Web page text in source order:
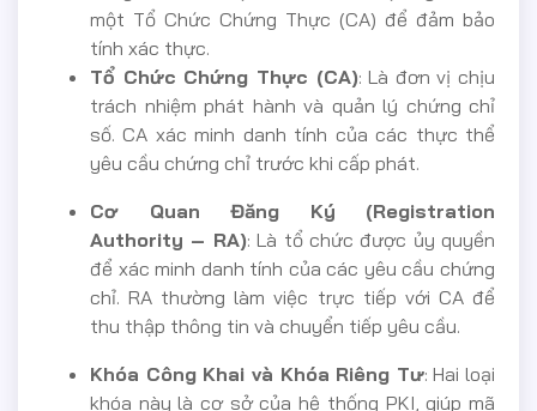
một Tổ Chức Chứng Thực (CA) để đảm bảo
tính xác thực.
Tổ Chức Chứng Thực (CA): Là đơn vị chịu
trách nhiệm phát hành và quản lý chứng chỉ
số. CA xác minh danh tính của các thực thể
yêu cầu chứng chỉ trước khi cấp phát.
Cơ Quan Đăng Ký (Registration
Authority – RA): Là tổ chức được ủy quyền
để xác minh danh tính của các yêu cầu chứng
chỉ. RA thường làm việc trực tiếp với CA để
thu thập thông tin và chuyển tiếp yêu cầu.
Khóa Công Khai và Khóa Riêng Tư: Hai loại
khóa này là cơ sở của hệ thống PKI, giúp mã